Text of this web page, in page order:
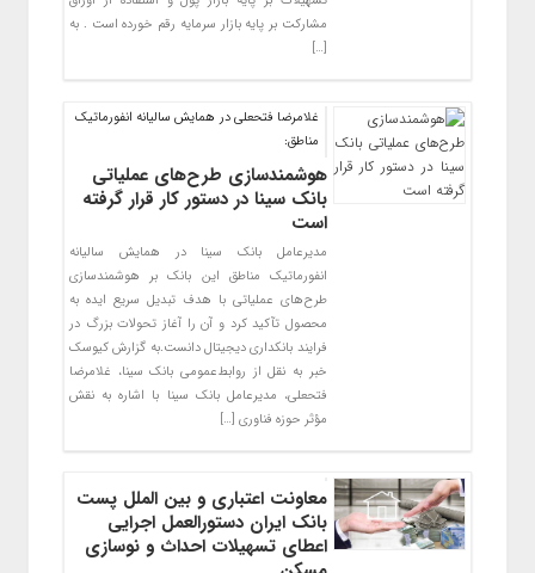
مشارکت بر پایه بازار سرمایه رقم خورده است . به
[…]
غلامرضا فتحعلی در همایش سالیانه انفورماتیک
مناطق:
هوشمندسازی طرح‌های عملیاتی
بانک سینا در دستور کار قرار گرفته
است
مدیرعامل بانک سینا در همایش سالیانه
انفورماتیک مناطق این بانک بر هوشمندسازی
طرح‌های عملیاتی با هدف تبدیل سریع ایده به
محصول تآکید کرد و آن را آغاز تحولات بزرگ در
فرایند بانکداری دیجیتال دانست.به گزارش کیوسک
خبر به نقل از روابط‌عمومی بانک سینا، غلامرضا
فتحعلی، مدیرعامل بانک‌ سینا با اشاره به نقش
مؤثر حوزه فناوری […]
معاونت اعتباری و بین الملل پست
بانک ایران دستورالعمل اجرایی
اعطای تسهیلات احداث و نوسازی